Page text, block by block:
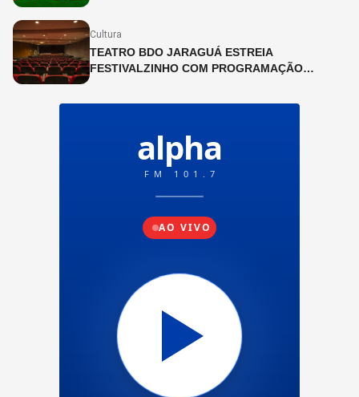
Cultura
TEATRO BDO JARAGUÁ ESTREIA
FESTIVALZINHO COM PROGRAMAÇÃO